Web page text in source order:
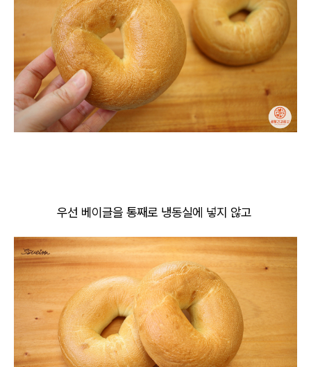
우선 베이글을 통째로 냉동실에 넣지 않고